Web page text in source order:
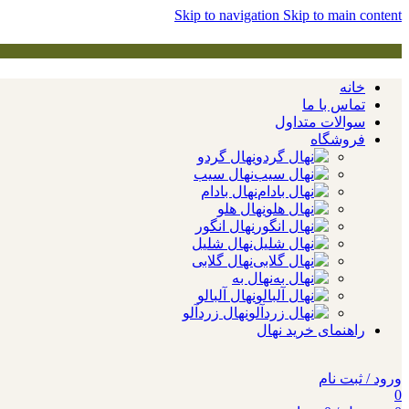
Skip to navigation Skip to main content
خانه
تماس با ما
سوالات متداول
فروشگاه
نهال گردو
نهال سیب
نهال بادام
نهال هلو
نهال انگور
نهال شلیل
نهال گلابی
نهال به
نهال آلبالو
نهال زردآلو
راهنمای خرید نهال
ورود / ثبت نام
0